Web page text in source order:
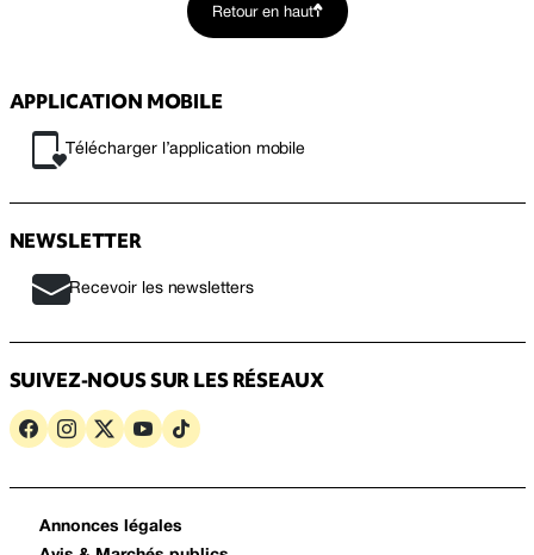
Retour en haut
APPLICATION MOBILE
Télécharger l’application mobile
NEWSLETTER
Recevoir les newsletters
SUIVEZ-NOUS SUR LES RÉSEAUX
Annonces légales